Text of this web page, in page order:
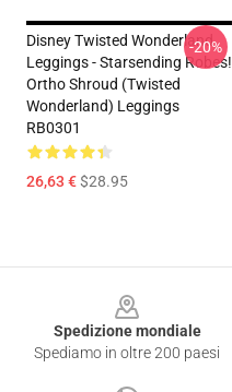
Disney Twisted Wonderland
Leggings - Starsending Robes!
Ortho Shroud (Twisted
Wonderland) Leggings
RB0301
26,63 €$28.95
-20%
Spedizione mondiale
Spediamo in oltre 200 paesi